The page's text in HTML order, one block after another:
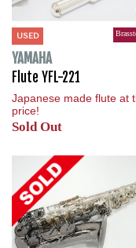
USED
YAMAHA
Flute YFL-221
Japanese made flute at
price!
Sold Out